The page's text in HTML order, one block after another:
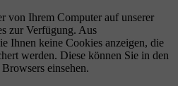
von Ihrem Computer auf unserer
zur Verfügung. Aus
Ihnen keine Cookies anzeigen, die
werden. Diese können Sie in den
einsehen.